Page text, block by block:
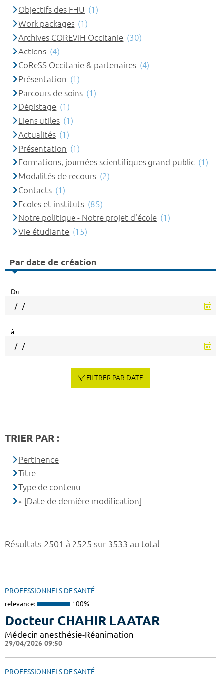
Résultats 2501 à 2525 sur 3533 au total
PROFESSIONNELS DE SANTÉ
relevance: 100%
Docteur CHAHIR LAATAR
Médecin anesthésie-Réanimation
29/04/2026 09:50
PROFESSIONNELS DE SANTÉ
Objectifs des FHU (1)
Work packages (1)
Archives COREVIH Occitanie (30)
Actions (4)
CoReSS Occitanie & partenaires (4)
Présentation (1)
Parcours de soins (1)
Dépistage (1)
Liens utiles (1)
Actualités (1)
Présentation (1)
Formations, journées scientifiques grand public (1)
Modalités de recours (2)
Contacts (1)
Ecoles et instituts (85)
Notre politique - Notre projet d'école (1)
Vie étudiante (15)
Par date de création
Du
à
FILTRER PAR DATE
TRIER PAR :
Pertinence
Titre
Type de contenu
[Date de dernière modification]